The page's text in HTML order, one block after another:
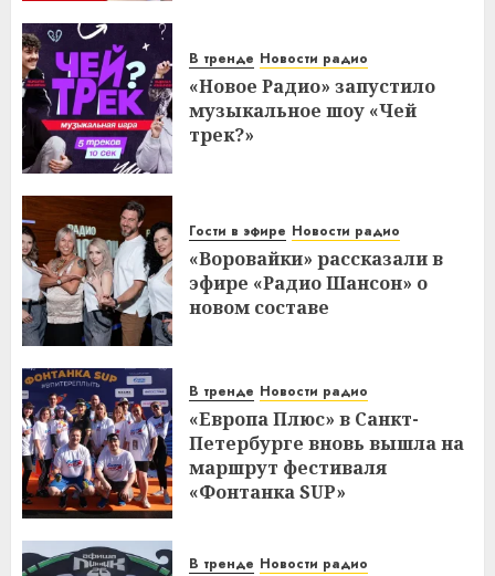
В тренде Новости радио
«Новое Радио» запустило
музыкальное шоу «Чей
трек?»
Гости в эфире Новости радио
«Воровайки» рассказали в
эфире «Радио Шансон» о
новом составе
В тренде Новости радио
«Европа Плюс» в Санкт-
Петербурге вновь вышла на
маршрут фестиваля
«Фонтанка SUP»
В тренде Новости радио